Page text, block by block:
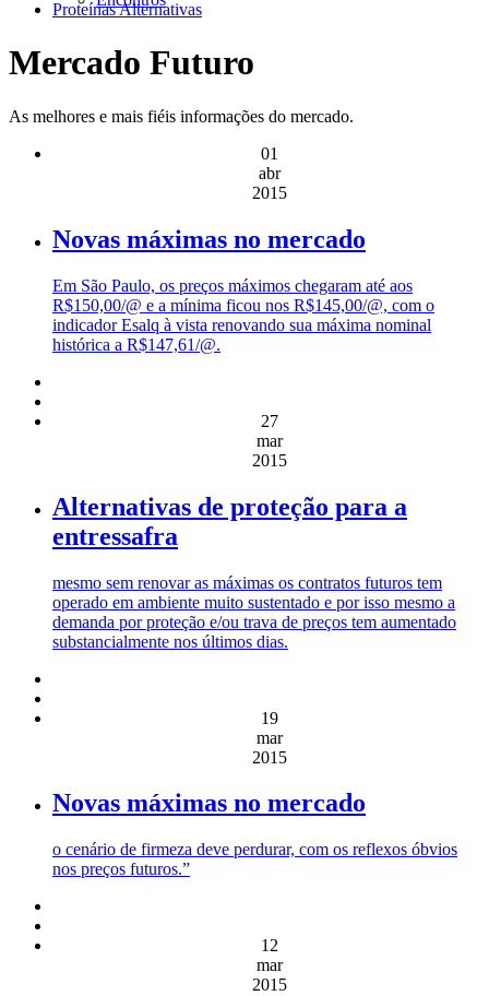
Proteínas Alternativas
Mercado Futuro
As melhores e mais fiéis informações do mercado.
01
abr
2015
Novas máximas no mercado
Em São Paulo, os preços máximos chegaram até aos
R$150,00/@ e a mínima ficou nos R$145,00/@, com o
indicador Esalq à vista renovando sua máxima nominal
histórica a R$147,61/@.
27
mar
2015
Alternativas de proteção para a
entressafra
mesmo sem renovar as máximas os contratos futuros tem
operado em ambiente muito sustentado e por isso mesmo a
demanda por proteção e/ou trava de preços tem aumentado
substancialmente nos últimos dias.
19
mar
2015
Novas máximas no mercado
o cenário de firmeza deve perdurar, com os reflexos óbvios
nos preços futuros.”
12
mar
2015